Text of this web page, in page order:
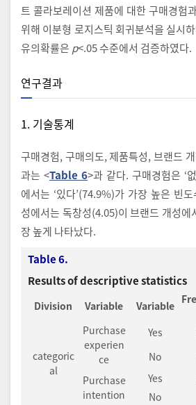
트 콜라보레이션 제품에 대한 구매경험
위해 이분형 로지스틱 회귀분석을 실시
유의확률은 p<.05 수준에서 검증하였다.
연구결과
1. 기술통계
구매경험, 구매의도, 제품특성, 브랜드
과는 <Table 6>과 같다. 구매경험은 ‘
에서는 ‘있다’(74.9%)가 가장 높은 빈
성에서는 독창성(4.05)이 브랜드 개성
장 높게 나타났다.
Table 6.
Results of descriptive statistics
Division Variable Variable
categoric
al
Purchase
experien
ce
Yes
No
Purchase
intention
Yes
No